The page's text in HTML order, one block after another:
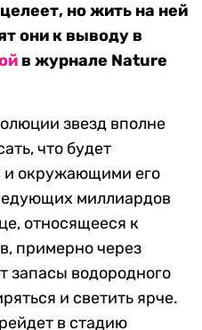
но жить на ней
они к выводу в
в журнале Nature
звезд вполне
что будет
и окружающими его
миллиардов
относящееся к
примерно через
запасы водородного
и светить ярче.
в стадию